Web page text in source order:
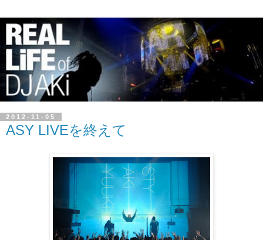
2012-11-05
ASY LIVEを終えて